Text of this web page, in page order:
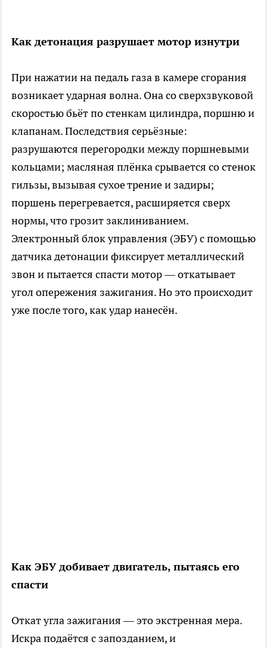
Как детонация разрушает мотор изнутри
При нажатии на педаль газа в камере сгорания
возникает ударная волна. Она со сверхзвуковой
скоростью бьёт по стенкам цилиндра, поршню и
клапанам. Последствия серьёзные:
разрушаются перегородки между поршневыми
кольцами; масляная плёнка срывается со стенок
гильзы, вызывая сухое трение и задиры;
поршень перегревается, расширяется сверх
нормы, что грозит заклиниванием.
Электронный блок управления (ЭБУ) с помощью
датчика детонации фиксирует металлический
звон и пытается спасти мотор — откатывает
угол опережения зажигания. Но это происходит
уже после того, как удар нанесён.
Как ЭБУ добивает двигатель, пытаясь его
спасти
Откат угла зажигания — это экстренная мера.
Искра подаётся с запозданием, и